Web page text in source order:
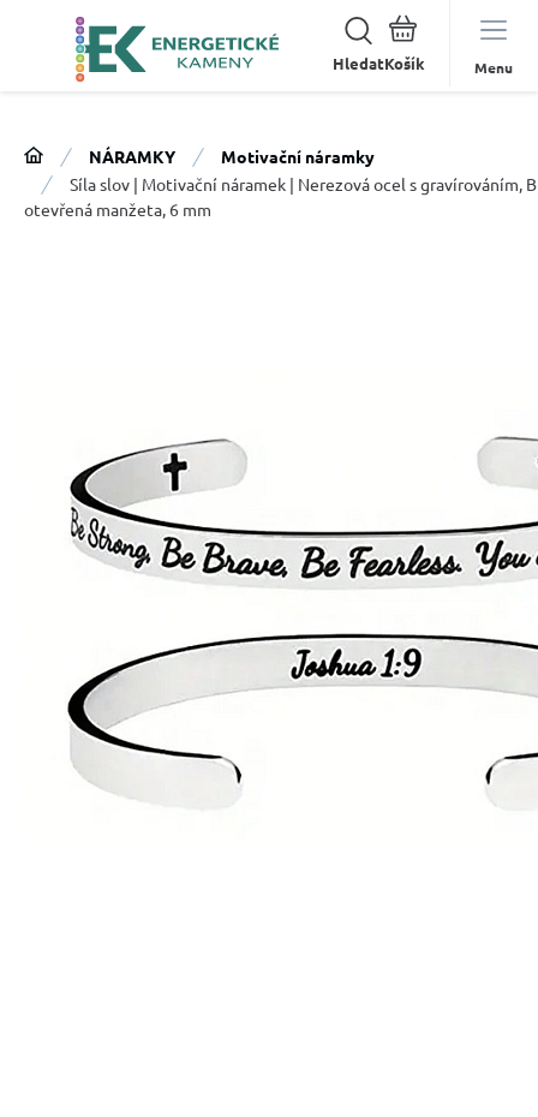
Hledat Menu
NÁRAMKY
Motivační náramky
Síla slov | Motivační náramek | Nerezová ocel s gravírováním,
otevřená manžeta, 6 mm